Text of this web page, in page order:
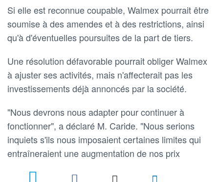
Si elle est reconnue coupable, Walmex pourrait être
soumise à des amendes et à des restrictions, ainsi
qu'à d'éventuelles poursuites de la part de tiers.
Une résolution défavorable pourrait obliger Walmex
à ajuster ses activités, mais n'affecterait pas les
investissements déjà annoncés par la société.
"Nous devrons nous adapter pour continuer à
fonctionner", a déclaré M. Caride. "Nous serions
inquiets s'ils nous imposaient certaines limites qui
entraîneraient une augmentation de nos prix